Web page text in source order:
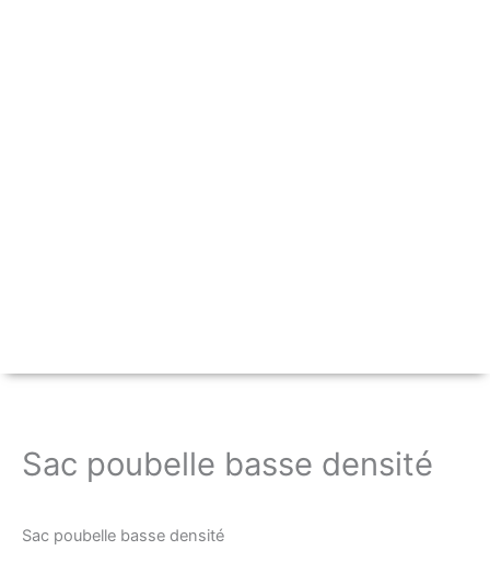
Sac poubelle basse densité
Sac poubelle basse densité